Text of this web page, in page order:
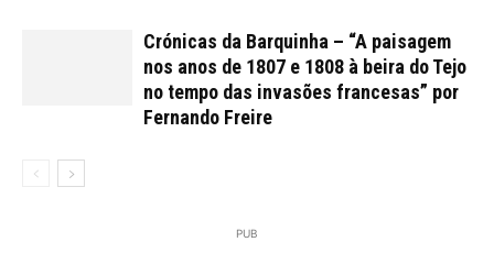
Crónicas da Barquinha – “A paisagem
nos anos de 1807 e 1808 à beira do Tejo
no tempo das invasões francesas” por
Fernando Freire
PUB